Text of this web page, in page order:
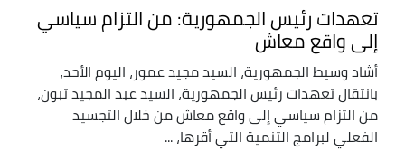
تعهدات رئيس الجمهورية: من التزام سياسي
إلى واقع معاش
أشاد وسيط الجمهورية، السيد مجيد عمور، اليوم الأحد،
بانتقال تعهدات رئيس الجمهورية، السيد عبد المجيد تبون،
من التزام سياسي إلى واقع معاش من خلال التجسيد
الفعلي لبرامج التنمية التي أقرها، ...